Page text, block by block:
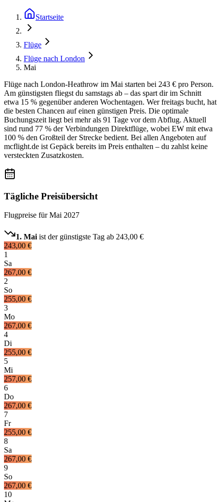
Startseite
Flüge
Flüge nach London
Mai
Flüge nach London-Heathrow im Mai starten bei 243 € pro Person.
Am günstigsten fliegst du samstags ab – das spart dir im Schnitt
etwa 15 % gegenüber anderen Wochentagen. Wer freitags bucht, hat
die besten Chancen auf einen günstigen Preis. Die optimale
Buchungszeit liegt bei mehr als 91 Tage vor dem Abflug. Aktuell
sind rund 77 % der Verbindungen Direktflüge, wobei EW mit etwa
100 % den Großteil der Strecke bedient. Bei allen Angeboten auf
mcflight.de ist Gepäck bereits im Preis enthalten – du zahlst keine
versteckten Zusatzkosten.
Tägliche Preisübersicht
Flugpreise fürMai 2027
1. Mai ist der günstigste Tag ab 243,00 €
243,00 €
1
Sa
267,00 €
2
So
255,00 €
3
Mo
267,00 €
4
Di
255,00 €
5
Mi
257,00 €
6
Do
267,00 €
7
Fr
255,00 €
8
Sa
267,00 €
9
So
267,00 €
10